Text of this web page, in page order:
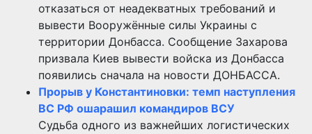
отказаться от неадекватных требований и
вывести Вооружённые силы Украины с
территории Донбасса. Сообщение Захарова
призвала Киев вывести войска из Донбасса
появились сначала на новости ДОНБАССА.
Прорыв у Константиновки: темп наступления
ВС РФ ошарашил командиров ВСУ
Судьба одного из важнейших логистических